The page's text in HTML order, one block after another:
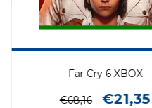
Far Cry 6 XBOX
€68,16 €21,35